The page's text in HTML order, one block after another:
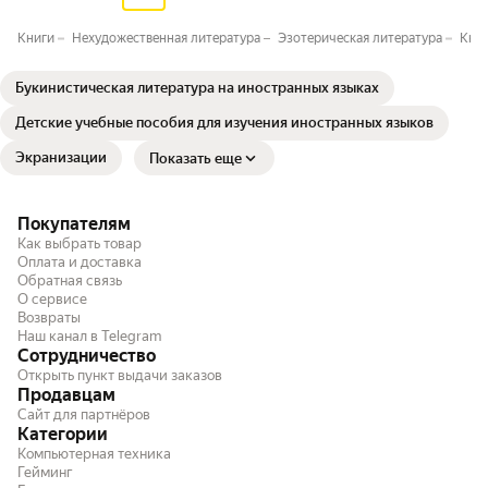
Книги Нехудожественная литература Эзотерическая литература
Букинистическая литература на иностранных языках
Детские учебные пособия для изучения иностранных языков
Экранизации Показать еще
Покупателям
Как выбрать товар
Оплата и доставка
Обратная связь
О сервисе
Возвраты
Наш канал в Telegram
Сотрудничество
Открыть пункт выдачи заказов
Продавцам
Сайт для партнёров
Категории
Компьютерная техника
Гейминг